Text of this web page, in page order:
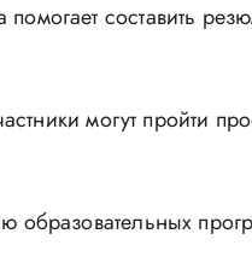
составить
могут пройти